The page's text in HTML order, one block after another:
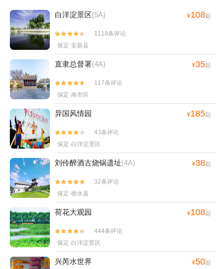
白洋淀景区(5A) ¥108起


1118条评论
保定·安新县
直隶总督署(4A) ¥35起


117条评论
保定·南市区
异国风情园 ¥185起


43条评论
保定·白洋淀景区
刘伶醉酒古烧锅遗址(4A) ¥38起


32条评论
保定·徐水县
荷花大观园 ¥108起


444条评论
保定·白洋淀景区
兴芮水世界 ¥50起